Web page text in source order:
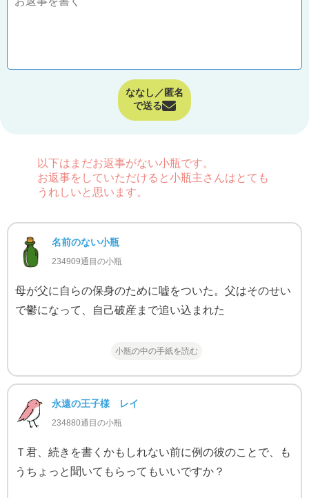
ななし／匿名
で送る
以下はまだお返事がない小瓶です。
お返事をしていただけると小瓶主さんはとても
うれしいと思います。
名前のない小瓶
234909通目の小瓶
母が父に自らの保身のために嘘をついた。父はそのせい
で鬱になって、自己破産まで追い込まれた
小瓶の中の手紙を読む
永遠の王子様 レイ
234880通目の小瓶
Ｔ君、続きを書くかもしれない前に例の彼のことで、も
うちょっと聞いてもらってもいいですか？